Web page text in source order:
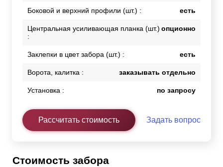
Боковой и верхний профили (шт.) : есть
Центральная усиливающая планка (шт.)
:
опционно
Заклепки в цвет забора (шт.) : есть
Ворота, калитка : заказывать отдельно
Установка : по запросу
Рассчитать стоимость Задать вопрос
Стоимость забора